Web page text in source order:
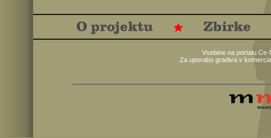
Vsebine na portalu
Za uporabo gradiva v